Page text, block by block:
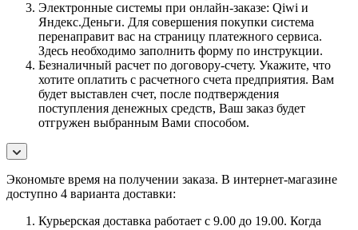
Электронные системы при онлайн-заказе: Qiwi и
Яндекс.Деньги. Для совершения покупки система
перенаправит вас на страницу платежного сервиса.
Здесь необходимо заполнить форму по инструкции.
Безналичный расчет по договору-счету. Укажите, что
хотите оплатить с расчетного счета предприятия. Вам
будет выставлен счет, после подтверждения
поступления денежных средств, Ваш заказ будет
отгружен выбранным Вами способом.
Экономьте время на получении заказа. В интернет-магазине
доступно 4 варианта доставки:
Курьерская доставка работает с 9.00 до 19.00. Когда